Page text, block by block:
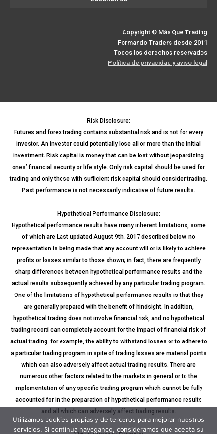
Copyright © Más Que Trading
Formando Traders desde 2011
Todos los derechos reservados
Política de privacidad y aviso legal
Risk Disclosure:
Futures and forex trading contains substantial risk and is not for every
investor. An investor could potentially lose all or more than the initial
investment. Risk capital is money that can be lost without jeopardizing
ones’ financial security or life style. Only risk capital should be used for
trading and only those with sufficient risk capital should consider trading.
Past performance is not necessarily indicative of future results.
Hypothetical Performance Disclosure:
Hypothetical performance results have many inherent limitations, some
of which are Last updated August 9th, 2017 described below. no
representation is being made that any account will or is likely to achieve
profits or losses similar to those shown; in fact, there are frequently
sharp differences between hypothetical performance results and the
actual results subsequently achieved by any particular trading program.
One of the limitations of hypothetical performance results is that they
are generally prepared with the benefit of hindsight. In addition,
hypothetical trading does not involve financial risk, and no hypothetical
trading record can completely account for the impact of financial risk of
actual trading. for example, the ability to withstand losses or to adhere to
a particular trading program in spite of trading losses are material points
which can also adversely affect actual trading results. There are
numerous other factors related to the markets in general or to the
implementation of any specific trading program which cannot be fully
accounted for in the preparation of hypothetical performance results
and all which can adversely affect trading results.
Utilizamos cookies propias y de terceros para mejorar nuestros
servicios. Si continua navegando, consideramos que acepta su